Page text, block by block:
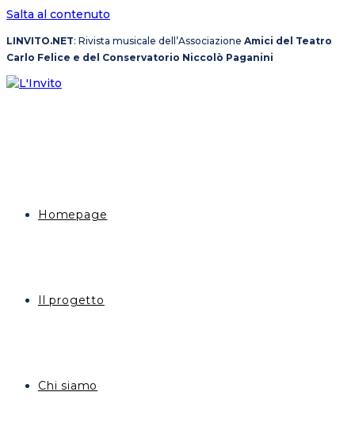
Salta al contenuto
LINVITO.NET: Rivista musicale dell’Associazione Amici del Teatro
Carlo Felice e del Conservatorio Niccolò Paganini
Homepage
Il progetto
Chi siamo